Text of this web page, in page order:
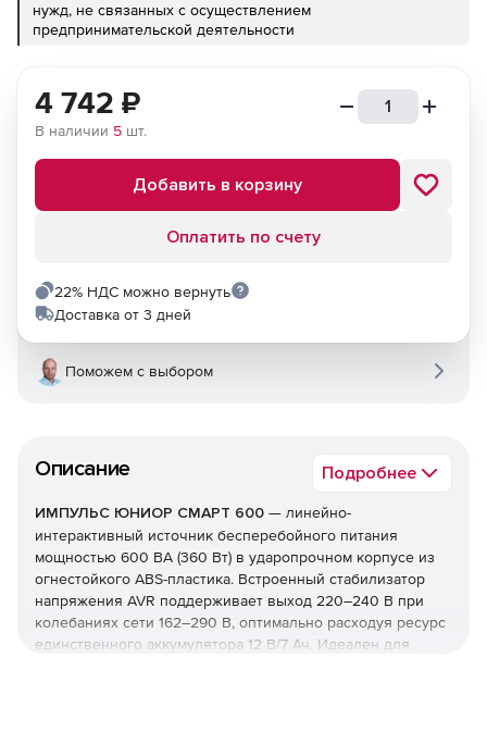
нужд, не связанных с осуществлением
предпринимательской деятельности
Описание Подробнее
ИМПУЛЬС ЮНИОР СМАРТ 600 — линейно-
интерактивный источник бесперебойного питания
мощностью 600 ВА (360 Вт) в ударопрочном корпусе из
огнестойкого ABS-пластика. Встроенный стабилизатор
напряжения AVR поддерживает выход 220–240 В при
колебаниях сети 162–290 В, оптимально расходуя ресурс
единственного аккумулятора 12 В/7 Ач. Идеален для
4 742 ₽
В наличии 5 шт.
Добавить в корзину
Оплатить по счету
22% НДС можно вернуть
Доставка от 3 дней
Поможем с выбором